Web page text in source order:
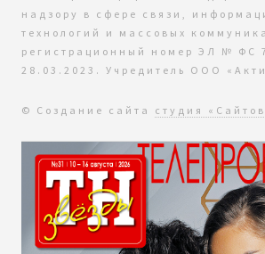
надзору в сфере связи,
технологий и массовых
регистрационный номер ЭЛ № ФС
28.03.2023. Учредитель ООО
© Создание сайта студия